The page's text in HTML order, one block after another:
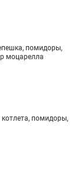
помидоры,
моцарелла
котлета, помидоры,